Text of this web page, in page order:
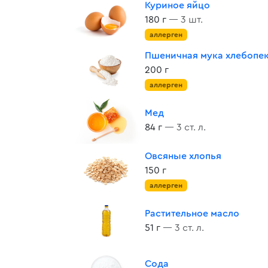
Куриное яйцо
180 г — 3 шт.
аллерген
Пшеничная мука
200 г
аллерген
Мед
84 г — 3 ст. л.
Овсяные хлопья
150 г
аллерген
Растительное масло
51 г — 3 ст. л.
Сода